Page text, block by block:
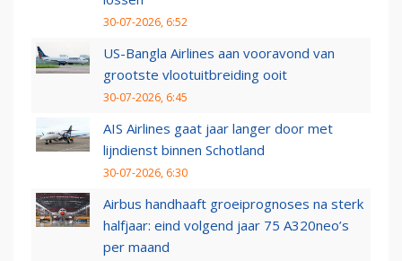
30-07-2026, 6:52
US-Bangla Airlines aan vooravond van
grootste vlootuitbreiding ooit
30-07-2026, 6:45
AIS Airlines gaat jaar langer door met
lijndienst binnen Schotland
30-07-2026, 6:30
Airbus handhaaft groeiprognoses na sterk
halfjaar: eind volgend jaar 75 A320neo’s
per maand